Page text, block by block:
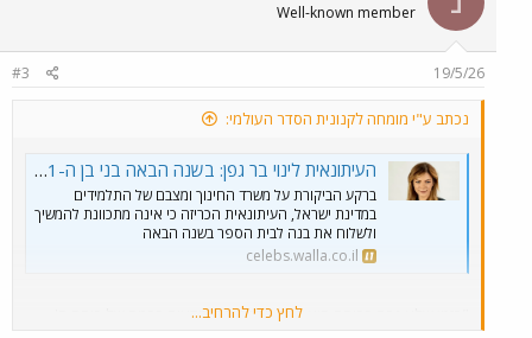
Well-known member
19/5/26
#3
נכתב ע"י מומחה לקנונית הסדר העולמי:
העיתונאית לינוי בר גפן: בשנה הבאה בני בן ה-11 יפרד סופית ממערכת החינוך - וואלה סלבס
ברקע הביקורת על משרד החינוך ומצבם של התלמידים
במדינת ישראל, העיתונאית הכריזה כי אינה מתכוונת להמשיך
ולשלוח את בנה לבית הספר בשנה הבאה
celebs.walla.co.il
"בזמן שלא נכח בכיתה הוא למד מתמטיקה ומדעים ברמה של כיתה ח'.
לחץ כדי להרחיב...